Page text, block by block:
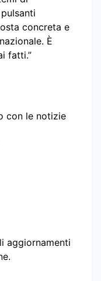
concreta e
È
fatti.”
con le notizie
aggiornamenti